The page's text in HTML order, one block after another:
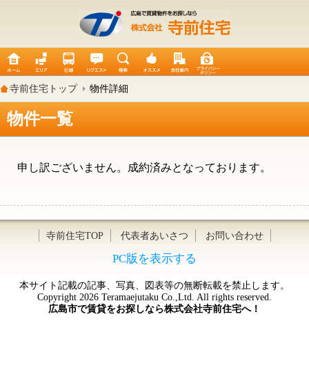
寺前住宅トップ 物件詳細
物件一覧
申し訳ございません。成約済みとなっております。
寺前住宅TOP 代表者あいさつ お問い合わせ
PC版を表示する
本サイト記載の記事、写真、図表等の無断転載を禁止します。
Copyright 2026 Teramaejutaku Co.,Ltd. All rights reserved.
広島市で賃貸をお探しなら株式会社寺前住宅へ！